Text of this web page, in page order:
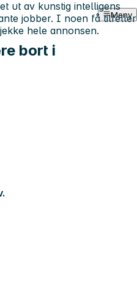
Meny
bort i
ut av kunstig intelligens
jobber. I noen få tilfeller
hele annonsen.